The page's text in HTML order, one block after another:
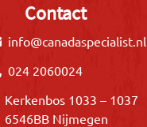
Contact
info@canadaspecialist.nl
024 2060024
Kerkenbos 1033 – 1037
6546BB Nijmegen